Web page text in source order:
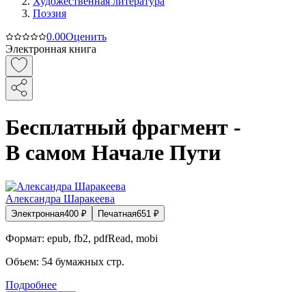
Поэзия
0.00Оценить
Электронная книга
Бесплатный фрагмент -
В самом Начале Пути
Александра Шаракеева
Электронная400 ₽ Печатная651 ₽
Формат: epub, fb2, pdfRead, mobi
Объем: 54 бумажных стр.
Подробнее